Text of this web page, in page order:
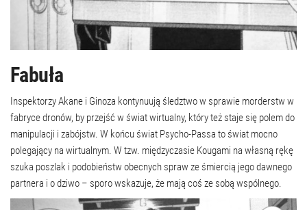
Fabuła
Inspektorzy Akane i Ginoza kontynuują śledztwo w sprawie morderstw w
fabryce dronów, by przejść w świat wirtualny, który też staje się polem do
manipulacji i zabójstw. W końcu świat Psycho-Passa to świat mocno
polegający na wirtualnym. W tzw. międzyczasie Kougami na własną rękę
szuka poszlak i podobieństw obecnych spraw ze śmiercią jego dawnego
partnera i o dziwo – sporo wskazuje, że mają coś ze sobą wspólnego.